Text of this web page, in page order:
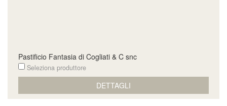
Pastificio Fantasia di Cogliati & C snc
Seleziona produttore
DETTAGLI